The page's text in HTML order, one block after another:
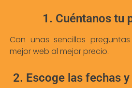
1. Cuéntanos tu
Con unas sencillas
mejor web al mejor precio.
2. Escoge las fechas